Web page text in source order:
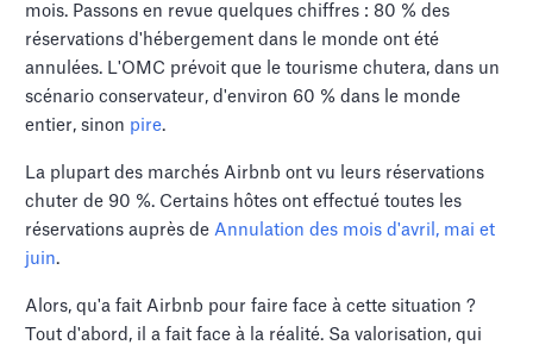
mois. Passons en revue quelques chiffres : 80 % des
réservations d'hébergement dans le monde ont été
annulées. L'OMC prévoit que le tourisme chutera, dans un
scénario conservateur, d'environ 60 % dans le monde
entier, sinon pire.
La plupart des marchés Airbnb ont vu leurs réservations
chuter de 90 %. Certains hôtes ont effectué toutes les
réservations auprès de Annulation des mois d'avril, mai et
juin.
Alors, qu'a fait Airbnb pour faire face à cette situation ?
Tout d'abord, il a fait face à la réalité. Sa valorisation, qui